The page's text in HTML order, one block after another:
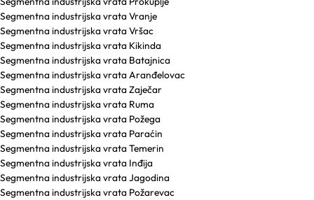
Segmentna industrijska vrata Vranje
Segmentna industrijska vrata Vršac
Segmentna industrijska vrata Kikinda
Segmentna industrijska vrata Batajnica
Segmentna industrijska vrata Aranđelovac
Segmentna industrijska vrata Zaječar
Segmentna industrijska vrata Ruma
Segmentna industrijska vrata Požega
Segmentna industrijska vrata Paraćin
Segmentna industrijska vrata Temerin
Segmentna industrijska vrata Inđija
Segmentna industrijska vrata Jagodina
Segmentna industrijska vrata Požarevac